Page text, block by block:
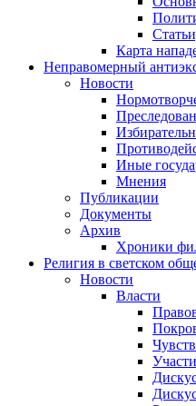
Карта
Неправомерный
Новости
Иные
Мнения
Публикации
Документы
Архив
Хроники
Религия в светском
Новости
Власти